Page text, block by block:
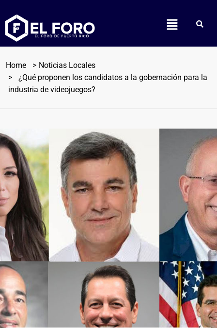
Home
Noticias Locales
¿Qué proponen los candidatos a la gobernación para la
industria de videojuegos?